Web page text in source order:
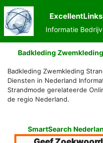
Ga
naar
de
inhoud
Informatie
Badkleding
Badkleding Zwemkleding
Diensten in Nederland
Strandmode gerelateerde
de regio Nederland.
SmartSearch